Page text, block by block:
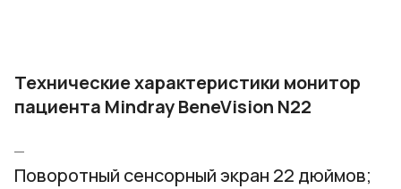
Технические характеристики монитор
пациента Mindray BeneVision N22
Поворотный сенсорный экран 22 дюймов;